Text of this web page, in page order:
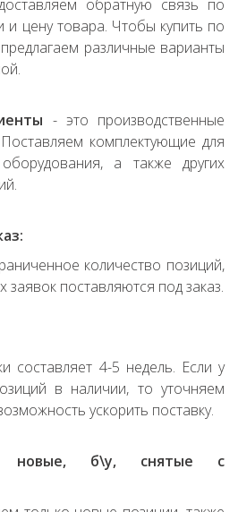
обратную связь по
и цену товара. Чтобы купить по
различные варианты
- это производственные
комплектующие для
а также других
количество позиций,
поставляются под заказ.
составляет 4-5 недель. Если у
в наличии, то уточняем
ускорить поставку.
новые, б\у, снятые с